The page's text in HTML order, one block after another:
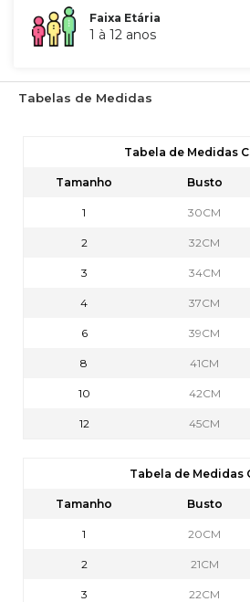
Faixa Etária
1 à 12 anos
Tabelas de Medidas
Tabela de Medidas
Tamanho Busto
1 30CM
2 32CM
3 34CM
4 37CM
6 39CM
8 41CM
10 42CM
12 45CM
Tabela de Medidas
Tamanho Busto
1 20CM
2 21CM
3 22CM